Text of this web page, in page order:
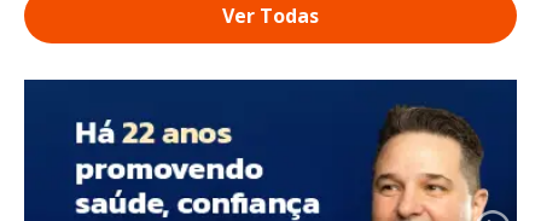
Ver Todas